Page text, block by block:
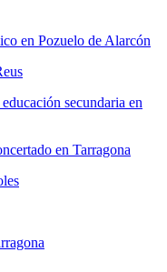
en Pozuelo de Alarcón
secundaria en
en Tarragona